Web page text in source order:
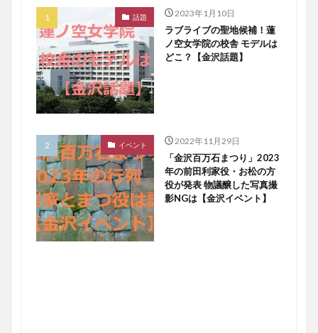
話題 2023年1月10日
ラブライブの聖地候補！蓮
ノ空女学院の校舎 モデルは
どこ？【金沢話題】
イベント 2022年11月29日
「金沢百万石まつり」2023
年の前田利家役・お松の方
役が発表 物議醸した写真撮
影NGは【金沢イベント】